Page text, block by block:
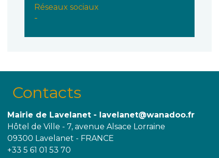
Réseaux sociaux
-
Contacts
Mairie de Lavelanet - lavelanet@wanadoo.fr
Hôtel de Ville - 7, avenue Alsace Lorraine
09300 Lavelanet - FRANCE
+33 5 61 01 53 70